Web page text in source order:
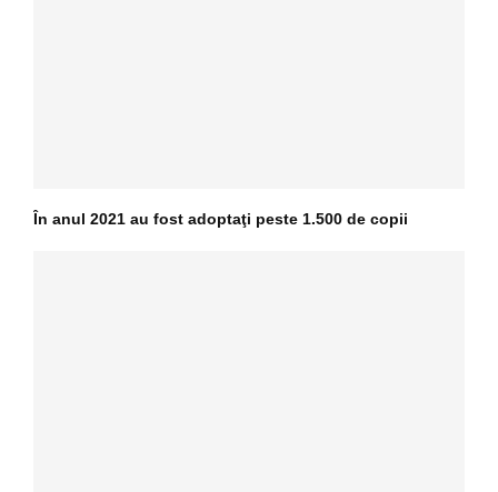
În anul 2021 au fost adoptaţi peste 1.500 de copii